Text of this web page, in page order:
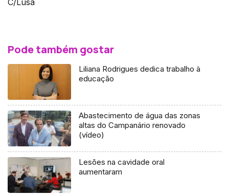
C/Lusa
Pode também gostar
Liliana Rodrigues dedica trabalho à
educação
Abastecimento de água das zonas
altas do Campanário renovado
(vídeo)
Lesões na cavidade oral
aumentaram